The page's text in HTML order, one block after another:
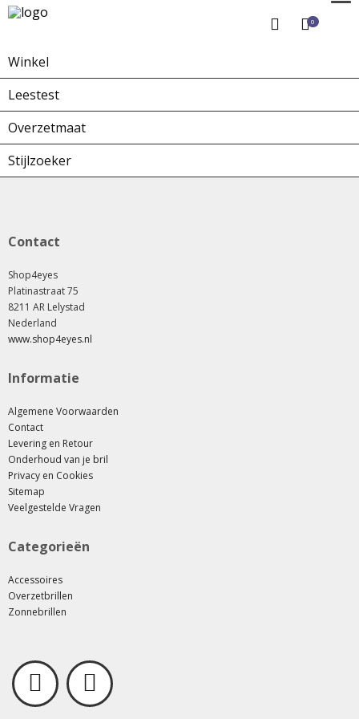
0
Winkel
Leestest
Overzetmaat
Stijlzoeker
Home Winkel
Contact
Shop4eyes
Platinastraat 75
8211 AR Lelystad
Nederland
www.shop4eyes.nl
Informatie
Algemene Voorwaarden
Contact
Levering en Retour
Onderhoud van je bril
Privacy en Cookies
Sitemap
Veelgestelde Vragen
Categorieën
Accessoires
Overzetbrillen
Zonnebrillen